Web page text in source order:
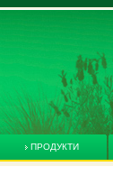
ПРОДУКТИ